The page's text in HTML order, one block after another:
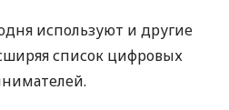
используют и другие
список цифровых